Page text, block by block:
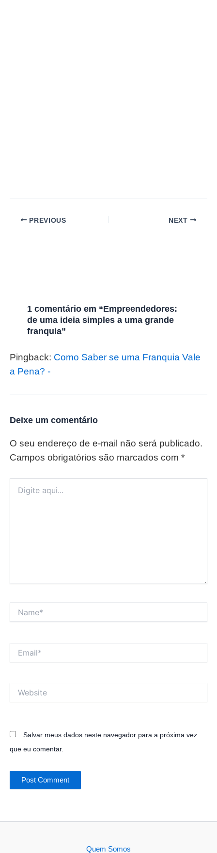
PREVIOUS NEXT
1 comentário em “Empreendedores:
de uma ideia simples a uma grande
franquia”
Pingback: Como Saber se uma Franquia Vale
a Pena? -
Deixe um comentário
O seu endereço de e-mail não será publicado.
Campos obrigatórios são marcados com *
aqui...
Salvar meus dados neste navegador para a próxima vez
que eu comentar.
Quem Somos